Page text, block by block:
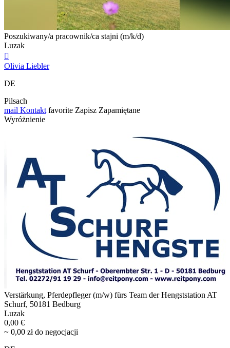
Poszukiwany/a pracownik/ca stajni (m/k/d)
Luzak

Olivia Liebler
DE
Pilsach
mail Kontakt favorite Zapisz Zapamiętane
Wyróżnienie
Verstärkung, Pferdepfleger (m/w) fürs Team der Hengststation AT
Schurf, 50181 Bedburg
Luzak
0,00 €
~ 0,00 zł do negocjacji